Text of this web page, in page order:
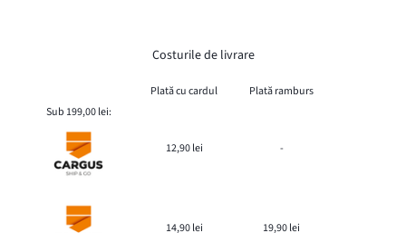
Costurile de livrare
Plată cu cardul
Plată ramburs
Sub 199,00 lei:
12,90 lei -
14,90 lei 19,90 lei